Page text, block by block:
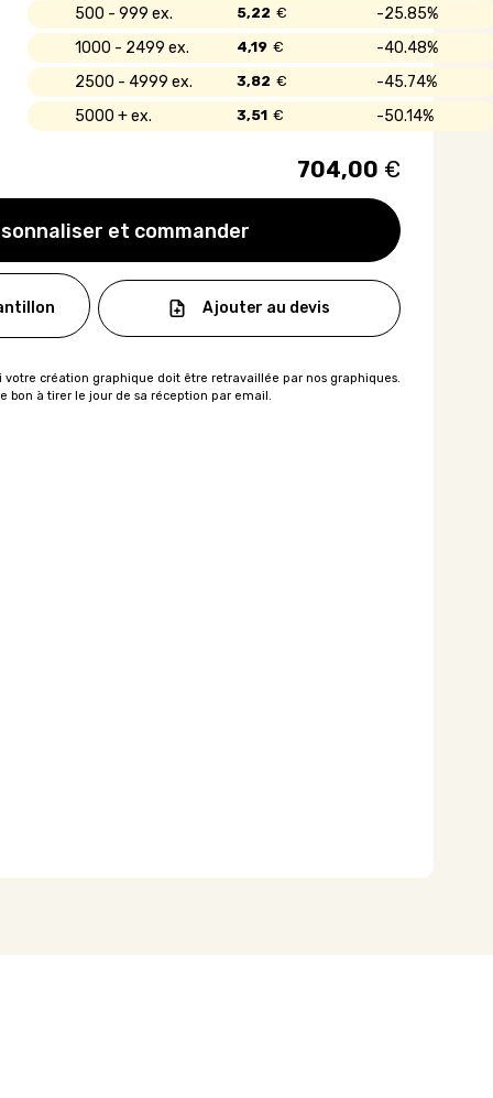
et commander
500 - 999 25.85%
5,22 €
1000 - 2499 40.48%
4,19 €
2500 - 4999 45.74%
3,82 €
5000 + 50.14%
3,51 €
704,00 €
Ajouter au devis